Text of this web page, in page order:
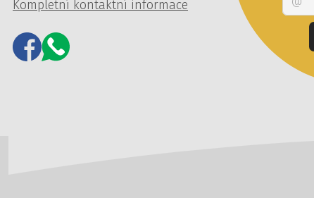
Kompletní kontaktní informace